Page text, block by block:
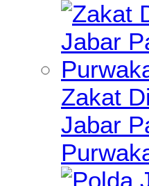
Zakat
Jabar